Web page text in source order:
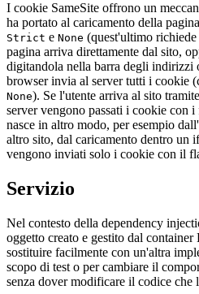
I cookie SameSite offrono un
ha portato al caricamento della
Strict e None (quest'ultimo
pagina arriva direttamente dal sito,
digitandola nella barra degli indirizzi
browser invia al server tutti i cookie
None). Se l'utente arriva al sito
server vengono passati i cookie con i
nasce in altro modo, per esempio
altro sito, dal caricamento dentro un
vengono inviati solo i cookie con il
Servizio
Nel contesto della dependency
oggetto creato e gestito dal
sostituire facilmente con un'altra
scopo di test o per cambiare il
senza dover modificare il codice che